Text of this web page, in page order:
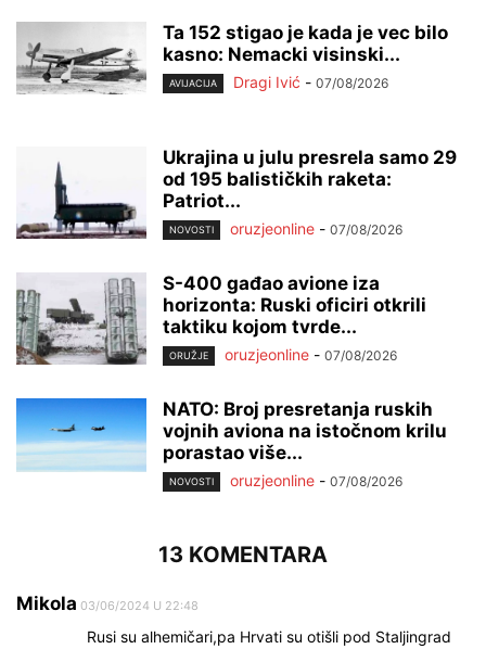
Ta 152 stigao je kada je vec bilo
kasno: Nemacki visinski...
AVIJACIJA Dragi Ivić - 07/08/2026
Ukrajina u julu presrela samo 29
od 195 balističkih raketa:
Patriot...
NOVOSTI oruzjeonline - 07/08/2026
S-400 gađao avione iza
horizonta: Ruski oficiri otkrili
taktiku kojom tvrde...
ORUŽJE oruzjeonline - 07/08/2026
NATO: Broj presretanja ruskih
vojnih aviona na istočnom krilu
porastao više...
NOVOSTI oruzjeonline - 07/08/2026
13 KOMENTARA
Mikola 03/06/2024 U 22:48
Rusi su alhemičari,pa Hrvati su otišli pod Staljingrad